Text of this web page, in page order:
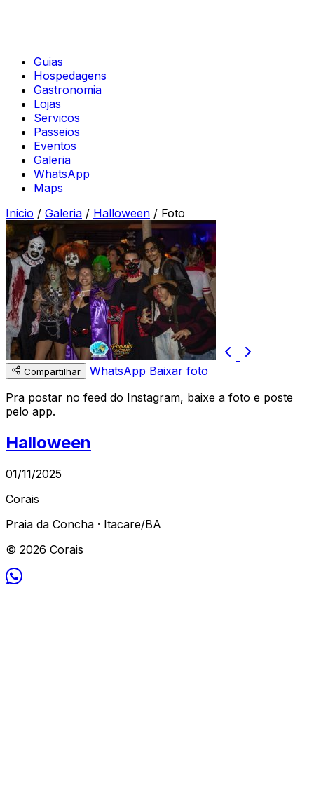
Guias
Hospedagens
Gastronomia
Lojas
Servicos
Passeios
Eventos
Galeria
WhatsApp
Maps
Inicio / Galeria / Halloween / Foto
Compartilhar WhatsApp Baixar foto
Pra postar no feed do Instagram, baixe a foto e poste
pelo app.
Halloween
01/11/2025
Corais
Praia da Concha · Itacare/BA
© 2026 Corais